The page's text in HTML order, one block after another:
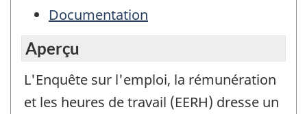
Documentation
Aperçu
L'Enquête sur l'emploi, la rémunération
et les heures de travail (EERH) dresse un